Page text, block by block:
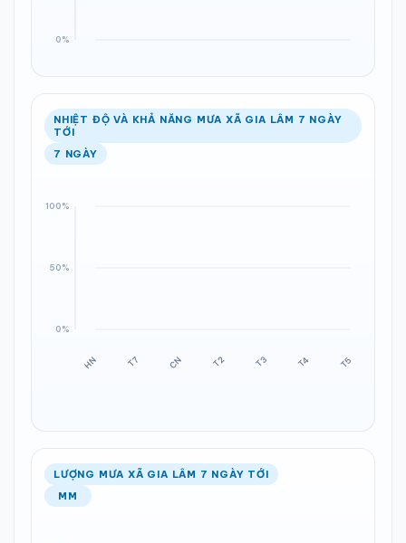
NHIỆT ĐỘ VÀ KHẢ NĂNG MƯA XÃ GIA LÂM 7 NGÀY
TỚI
7 NGÀY
LƯỢNG MƯA XÃ GIA LÂM 7 NGÀY TỚI
MM